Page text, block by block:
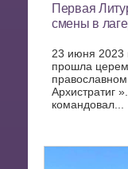
Первая
смены в
23 июня 2023
прошла
Архистратиг
командовал...